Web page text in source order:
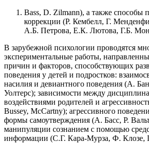
Bass, D. Zilmann), а также способы
коррекции (Р. Кембелл, Г.
А.Б. Петрова, Е.К. Лютова, Г.Б.
В зарубежной психологии проводятся
экспериментальные работы,
причин и факторов, способствующих
поведения у детей и подростков:
насилия и девиантного поведения (А.
Уолтерс); зависимости между
воздействиями родителей и
Bussey, McCartny); агрессивного
формы самоутверждения (А. Басс, Р.
манипуляции сознанием с помощью
информации (С.Г. Кара-Мурза, Ф. Клозе,